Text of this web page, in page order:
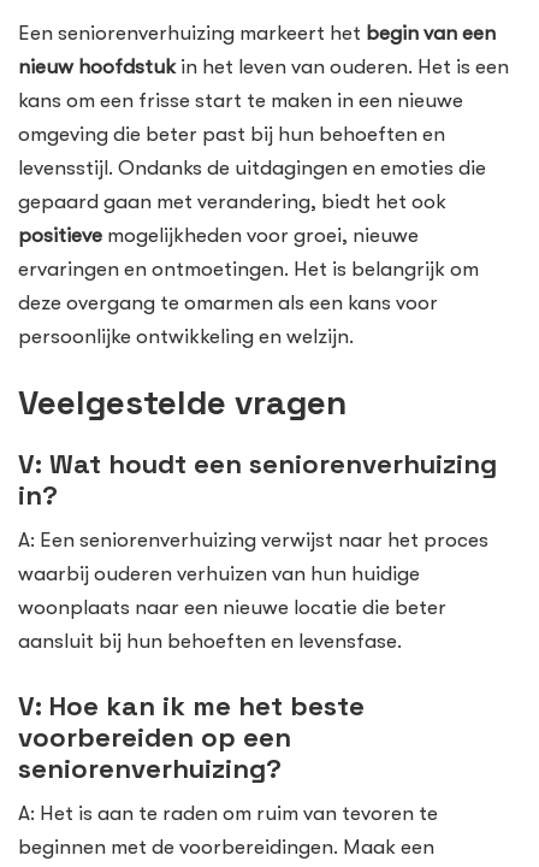
Een seniorenverhuizing markeert het begin van een
nieuw hoofdstukin het leven van ouderen. Het is een
kans om een frisse start te maken in een nieuwe
omgeving die beter past bij hun behoeften en
levensstijl. Ondanks de uitdagingen en emoties die
gepaard gaan met verandering, biedt het ook
positieve mogelijkheden voor groei, nieuwe
ervaringen en ontmoetingen. Het is belangrijk om
deze overgang te omarmen als een kans voor
persoonlijke ontwikkeling en welzijn.
Veelgestelde vragen
V: Wat houdt een seniorenverhuizing
in?
A: Een seniorenverhuizing verwijst naar het proces
waarbij ouderen verhuizen van hun huidige
woonplaats naar een nieuwe locatie die beter
aansluit bij hun behoeften en levensfase.
V: Hoe kan ik me het beste
voorbereiden op een
seniorenverhuizing?
A: Het is aan te raden om ruim van tevoren te
beginnen met de voorbereidingen. Maak een